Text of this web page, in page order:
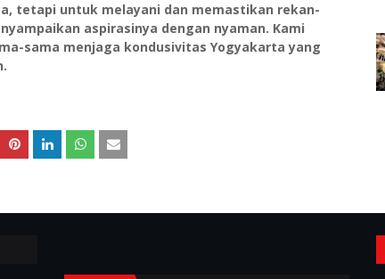
tetapi untuk melayani dan memastikan rekan-
aspirasinya dengan nyaman. Kami
sama menjaga kondusivitas Yogyakarta yang